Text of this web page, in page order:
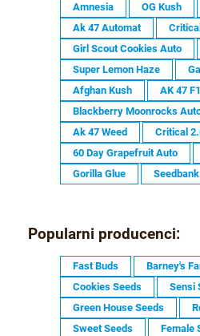
Amnesia
OG Kush
Ak 47 Automat
Girl Scout Cookies Auto
Super Lemon Haze
Afghan Kush
AK 47 F1
Blackberry Moonrocks
Ak 47 Weed
Critical
60 Day Grapefruit Auto
Gorilla Glue
Seedbank
Popularni producenci:
Fast Buds Barney's
Cookies Seeds
Sensi
Green House Seeds
Sweet Seeds
Female